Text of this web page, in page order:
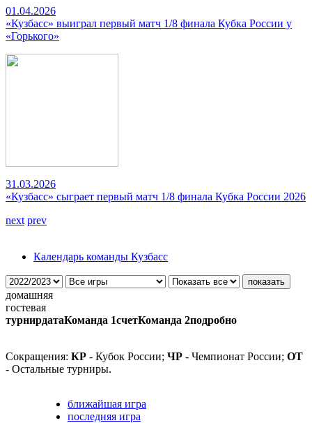
01.04.2026
«Кузбасс» выиграл первый матч 1/8 финала Кубка России у
«Горького»
31.03.2026
«Кузбасс» сыграет первый матч 1/8 финала Кубка России 2026
next prev
Календарь команды Кузбасс
домашняя
гостевая
турнирдатаКоманда 1счетКоманда 2подробно
Сокращения: КР - Кубок России; ЧР - Чемпионат России; ОТ
- Остальные турниры.
ближайшая игра
последняя игра